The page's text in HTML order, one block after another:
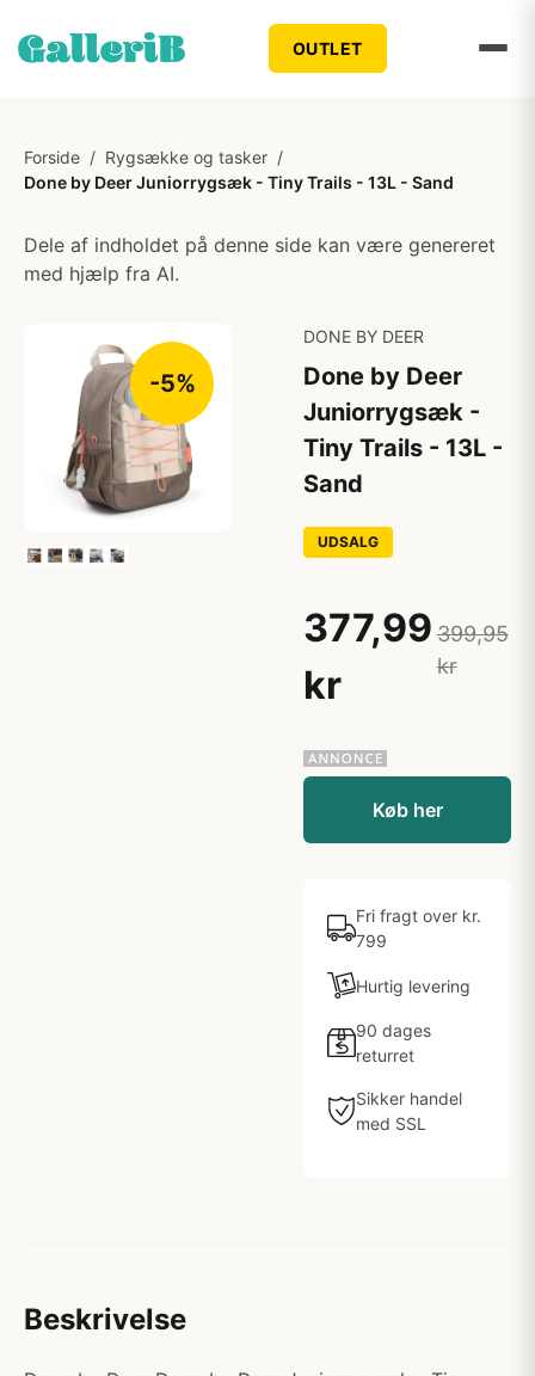
OUTLET
Forside / Rygsække og tasker /
Done by Deer Juniorrygsæk - Tiny Trails - 13L - Sand
Dele af indholdet på denne side kan være genereret
med hjælp fra AI.
-5%
DONE BY DEER
Done by Deer
Juniorrygsæk -
Tiny Trails - 13L -
Sand
UDSALG
377,99
kr
399,95
kr
Køb her
Fri fragt over kr.
799
Hurtig levering
90 dages
returret
Sikker handel
med SSL
Beskrivelse